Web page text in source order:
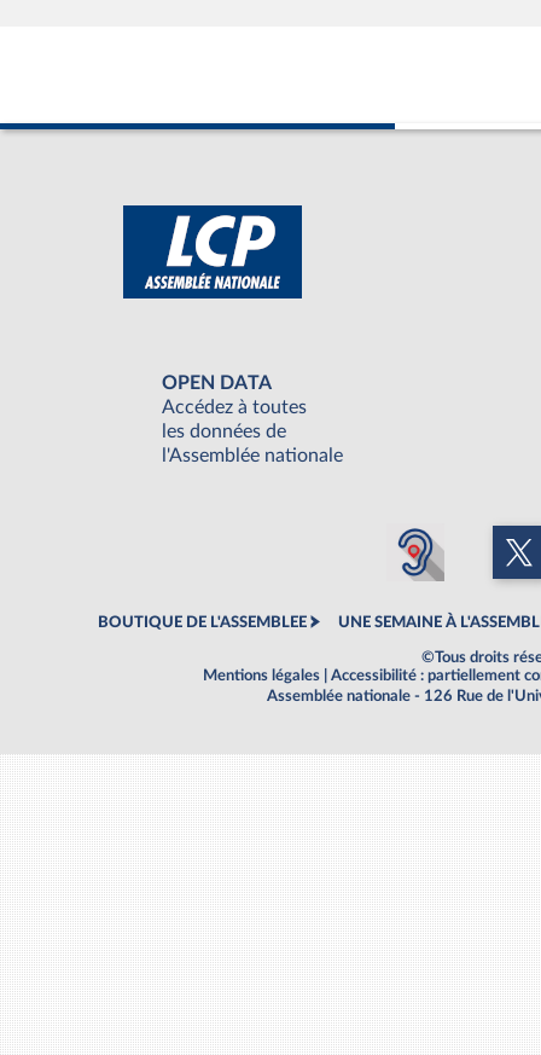
OPEN DATA
Accédez à toutes
les données de
l'Assemblée nationale
BOUTIQUE DE L'ASSEMBLEE UNE SEMAINE À
©Tous droits
Mentions légales
Accessibilité : partiellement
Assemblée nationale - 126 Rue de